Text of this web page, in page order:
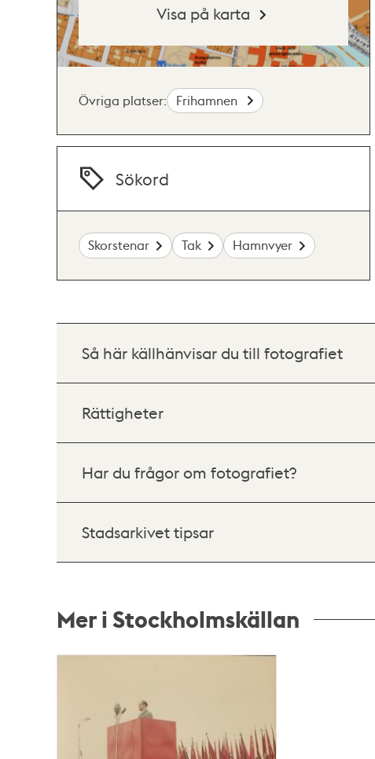
Visa på karta
Övriga platser: Frihamnen
Sökord
Skorstenar Tak Hamnvyer
Så här källhänvisar du till fotografiet
Rättigheter
Har du frågor om fotografiet?
Stadsarkivet tipsar
Mer i Stockholmskällan
teman